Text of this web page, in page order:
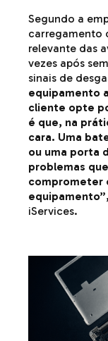
Segundo a
carregamento
relevante das
vezes após
sinais de
equipamento
cliente opte
é que, na
cara. Uma
ou uma porta
problemas
comprometer
equipamento”,
iServices.